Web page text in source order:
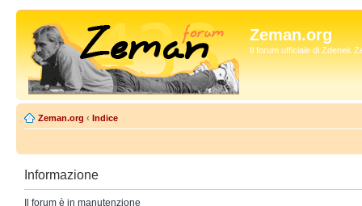
Zeman.org
Il forum ufficiale di Zdenek
Zeman.org ‹ Indice
Informazione
Il forum è in manutenzione